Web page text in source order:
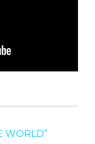
WORLD”